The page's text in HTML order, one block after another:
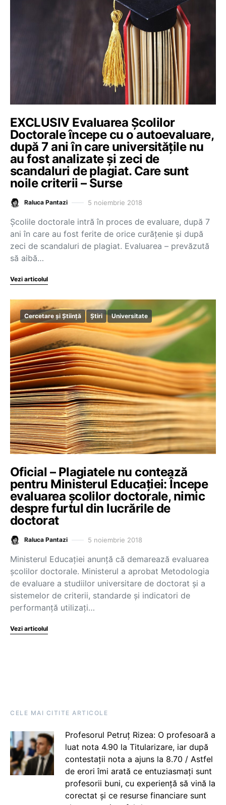
EXCLUSIV Evaluarea Școlilor
Doctorale începe cu o autoevaluare,
după 7 ani în care universitățile nu
au fost analizate și zeci de
scandaluri de plagiat. Care sunt
noile criterii – Surse
Raluca Pantazi 5 noiembrie 2018
Școlile doctorale intră în proces de evaluare, după 7
ani în care au fost ferite de orice curățenie și după
zeci de scandaluri de plagiat. Evaluarea – prevăzută
să aibă…
Vezi articolul
Cercetare și Știință Știri Universitate
Oficial – Plagiatele nu contează
pentru Ministerul Educației: Începe
evaluarea școlilor doctorale, nimic
despre furtul din lucrările de
doctorat
Raluca Pantazi 5 noiembrie 2018
Ministerul Educației anunță că demarează evaluarea
școlilor doctorale. Ministerul a aprobat Metodologia
de evaluare a studiilor universitare de doctorat și a
sistemelor de criterii, standarde și indicatori de
performanță utilizați…
Vezi articolul
CELE MAI CITITE ARTICOLE
Profesorul Petruț Rizea: O profesoară a
luat nota 4.90 la Titularizare, iar după
contestații nota a ajuns la 8.70 / Astfel
de erori îmi arată ce entuziasmați sunt
profesorii buni, cu experiență să vină la
corectat și ce resurse financiare sunt